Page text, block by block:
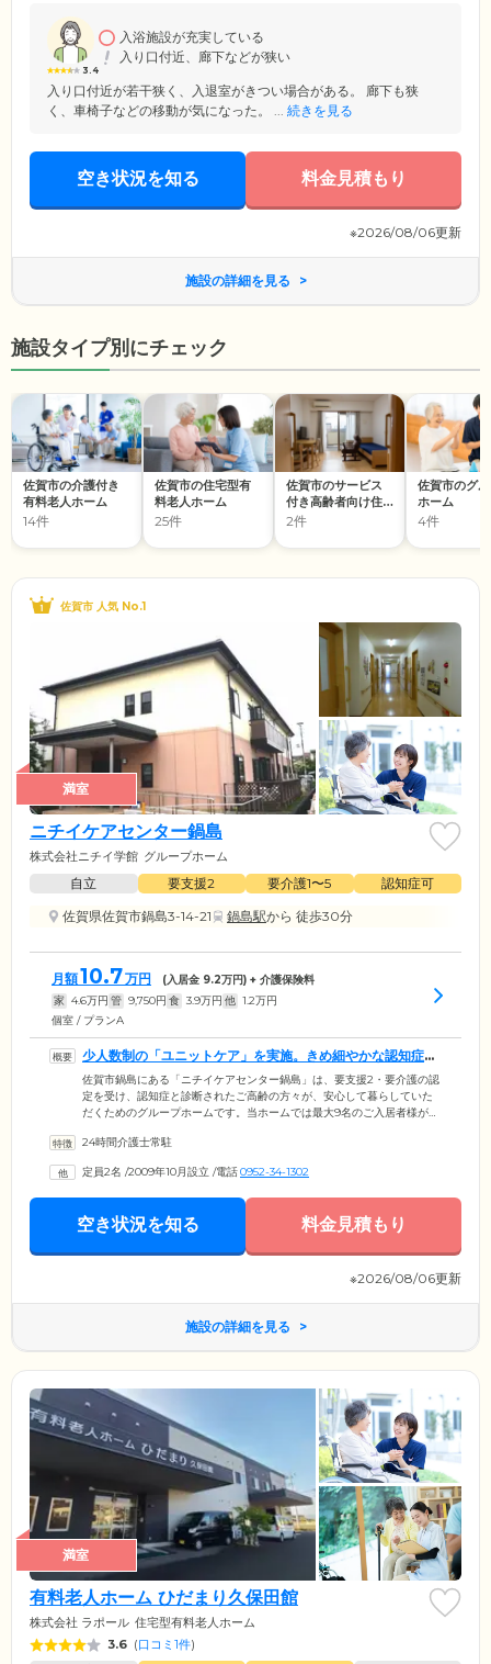
3.4
入浴施設が充実している
入り口付近、廊下などが狭い
入り口付近が若干狭く、入退室がきつい場合がある。 廊下も狭
く、車椅子などの移動が気になった。 ... 続きを見る
空き状況を知る 料金見積もり
※2026/08/06更新
施設の詳細を見る
施設タイプ別にチェック
佐賀市の介護付き
有料老人ホーム
14件
佐賀市の住宅型有
料老人ホーム
25件
佐賀市のサービス
付き高齢者向け住
宅
2件
佐賀市のグ
ホーム
4件
佐賀市 人気 No.1
満室
ニチイケアセンター鍋島
株式会社ニチイ学館 グループホーム
自立 要支援2 要介護1〜5
認知症可
佐賀県佐賀市鍋島3-14-21
鍋島駅から 徒歩30分
月額10.7万円 (入居金 9.2万円) + 介護保険料
家 4.6万円 管 9,750円 食 3.9万円 他 1.2万円
個室 / プランA
少人数制の「ユニットケア」を実施。きめ細やかな認知症ケ
アをお届けします
佐賀市鍋島にある「ニチイケアセンター鍋島」は、要支援2・要介護の認
定を受け、認知症と診断されたご高齢の方々が、安心して暮らしていた
だくためのグループホームです。当ホームでは最大9名のご入居者様がひ
トケア」実施しております。少人数制のため、スタッフの目が行き届き
さまにはできる範囲で家事や園芸などのお手伝いをいただいておりま
す。日常生活のなかで身体機能を活用しながら、ご自身の役割にしっか
24時間介護士常駐
定員2名 /2009年10月設立 /電話0952-34-1302
空き状況を知る 料金見積もり
※2026/08/06更新
施設の詳細を見る
満室
有料老人ホーム ひだまり久保田館
株式会社 ラポール 住宅型有料老人ホーム
3.6 (口コミ1件)